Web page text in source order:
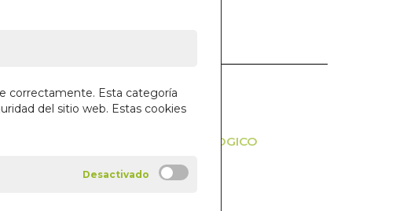
correctamente. Esta categoría
del sitio web. Estas cookies
BIO-
Y CLAVES DEL ARBOL GENEALOGICO